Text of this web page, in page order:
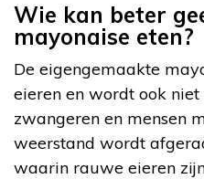
Wie kan beter
mayonaise eten?
De eigengemaakte
eieren en wordt ook niet
zwangeren en mensen
weerstand wordt
waarin rauwe eieren